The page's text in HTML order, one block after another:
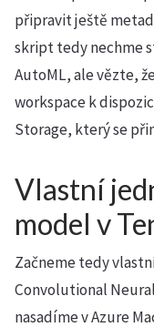
připravit ještě
skript tedy nechme
AutoML, ale vězte,
workspace k
Storage, který se
Vlastní
model v
Začneme tedy
Convolutional
nasadíme v Azure